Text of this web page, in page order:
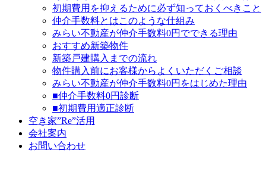
初期費用を抑えるために必ず知っておくべきこと
仲介手数料とはこのような仕組み
みらい不動産が仲介手数料0円でできる理由
おすすめ新築物件
新築戸建購入までの流れ
物件購入前にお客様からよくいただくご相談
みらい不動産が仲介手数料0円をはじめた理由
■仲介手数料0円診断
■初期費用適正診断
空き家”Re”活用
会社案内
お問い合わせ